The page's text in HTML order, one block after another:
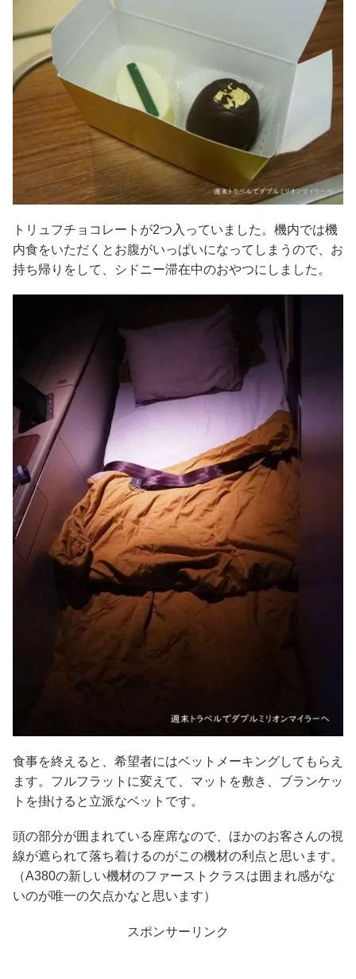
トリュフチョコレートが2つ入っていました。機内では機
内食をいただくとお腹がいっぱいになってしまうので、お
持ち帰りをして、シドニー滞在中のおやつにしました。
食事を終えると、希望者にはベットメーキングしてもらえ
ます。フルフラットに変えて、マットを敷き、ブランケッ
トを掛けると立派なベットです。
頭の部分が囲まれている座席なので、ほかのお客さんの視
線が遮られて落ち着けるのがこの機材の利点と思います。
（A380の新しい機材のファーストクラスは囲まれ感がな
いのが唯一の欠点かなと思います）
スポンサーリンク